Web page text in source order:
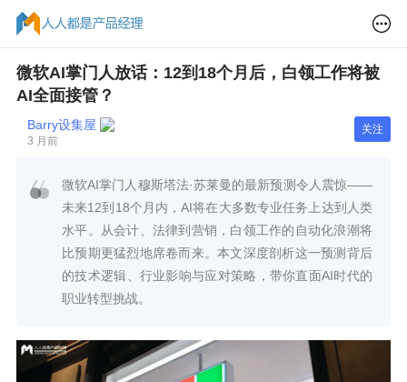
微软AI掌门人放话：12到18个月后，白领工作将被
AI全面接管？
Barry设集屋
3 月前
关注
微软AI掌门人穆斯塔法·苏莱曼的最新预测令人震惊——
未来12到18个月内，AI将在大多数专业任务上达到人类
水平。从会计、法律到营销，白领工作的自动化浪潮将
比预期更猛烈地席卷而来。本文深度剖析这一预测背后
的技术逻辑、行业影响与应对策略，带你直面AI时代的
职业转型挑战。